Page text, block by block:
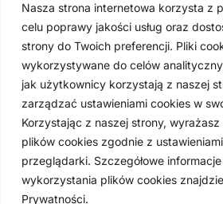
Nasza strona internetowa korzysta z
celu poprawy jakości usług oraz
strony do Twoich preferencji. Pliki
wykorzystywane do celów
jak użytkownicy korzystają z naszej
zarządzać ustawieniami cookies w
Korzystając z naszej strony,
plików cookies zgodnie z
przeglądarki. Szczegółowe
wykorzystania plików cookies
Prywatności.
Ilona R. Szymkowiczto
wykwalifikowana polska
praktykująca w USA. Posiada
zawodu w sześciu stanach USA:
Florydzie, Nevadzie, Nowym